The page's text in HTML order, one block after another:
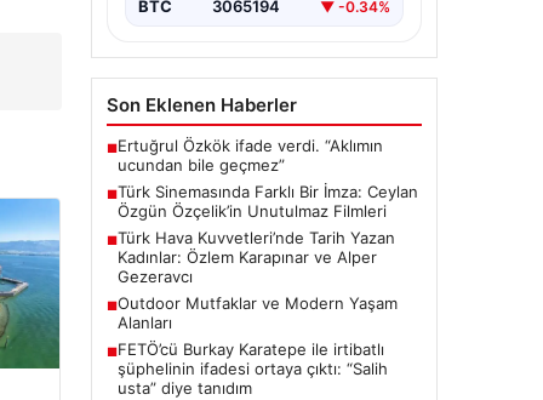
BTC 3065194 ▼ -0.34%
Son Eklenen Haberler
■Ertuğrul Özkök ifade verdi. “Aklımın
ucundan bile geçmez”
■Türk Sinemasında Farklı Bir İmza: Ceylan
Özgün Özçelik’in Unutulmaz Filmleri
■Türk Hava Kuvvetleri’nde Tarih Yazan
Kadınlar: Özlem Karapınar ve Alper
Gezeravcı
■Outdoor Mutfaklar ve Modern Yaşam
Alanları
■FETÖ’cü Burkay Karatepe ile irtibatlı
şüphelinin ifadesi ortaya çıktı: “Salih
usta” diye tanıdım